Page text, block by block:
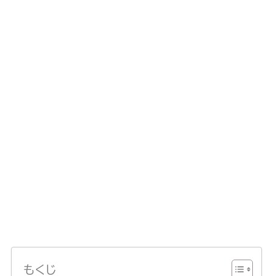
もくじ